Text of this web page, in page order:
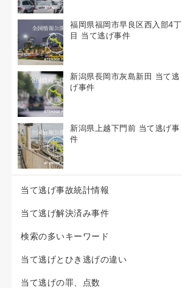
福岡県福岡市早良区西入部4丁
目 当て逃げ事件
新潟県長岡市灰島新田 当て逃
げ事件
新潟県上越下門前 当て逃げ事
件
当て逃げ事故統計情報
当て逃げ解決済み事件
検索の多いキーワード
当て逃げとひき逃げの違い
当て逃げの罪、点数